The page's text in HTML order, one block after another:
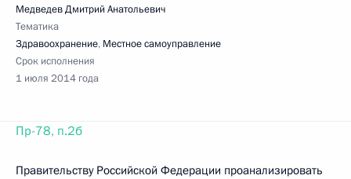
Медведев Дмитрий Анатольевич
Тематика
Здравоохранение, Местное самоуправление
Срок исполнения
1 июля 2014 года
Пр-78, п.2б
Правительству Российской Федерации проанализировать